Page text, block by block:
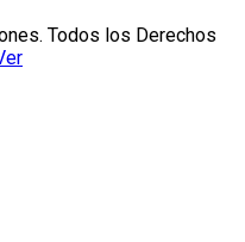
Todos los Derechos